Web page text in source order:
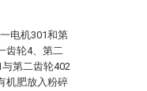
电机301和第
齿轮4、第二
第二齿轮402
机肥放入粉碎